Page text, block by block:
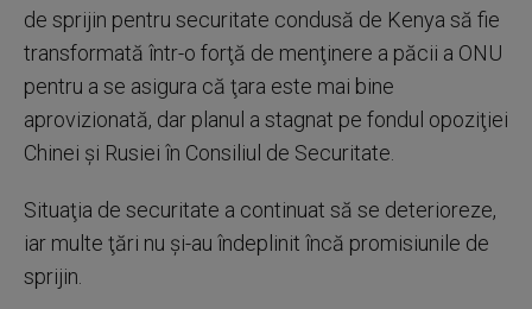
de sprijin pentru securitate condusă de Kenya să fie
transformată într-o forţă de menţinere a păcii a ONU
pentru a se asigura că ţara este mai bine
aprovizionată, dar planul a stagnat pe fondul opoziţiei
Chinei şi Rusiei în Consiliul de Securitate.
Situaţia de securitate a continuat să se deterioreze,
iar multe ţări nu şi-au îndeplinit încă promisiunile de
sprijin.